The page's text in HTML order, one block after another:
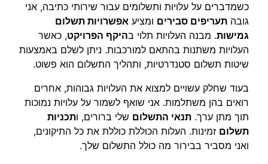
כשמדברים על עלויות ותשלומים עבור שירותי כתיבה, אני
גובה תעריפים סבירים ומציע אפשרויות תשלום
גמישות. מבנה העלויות תלוי בהיקף הפרויקט, כאשר
העלויות משתנות בהתאם למורכבות. ניתן לשלם באמצעות
שיטות תשלום סטנדרטיות, ותהליך התשלום הוא פשוט.
בעוד שחלק עשויים למצוא את העלויות גבוהות, אחרים
רואים בהן משתלמות. אני שואף לשמור על עלויות נמוכות
תוך מתן ערך. תנאי התשלום שלי ברורים, ותכניות
תשלום זמינות. העלות הכוללת כוללת את כל התיקונים,
ואני מסביר בבירור מה כולל התשלום שלך.